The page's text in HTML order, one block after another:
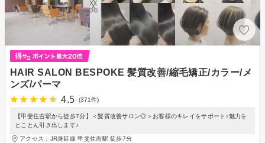
HAIR SALON BESPOKE 髪質改善/縮毛矯正/カラー/メ
ンズ/パーマ
4.5
(371件)
【甲斐住吉駅から徒歩7分】＜髪質改善サロン◎＞お客様のキレイをサポート♪魅力を
とことん引き出します♪
アクセス：JR身延線 甲斐住吉駅 徒歩7分